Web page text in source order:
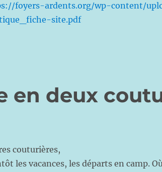
foyers-ardents.org/wp-content/
site.pdf
en deux
couturières,
les vacances, les départs en camp.